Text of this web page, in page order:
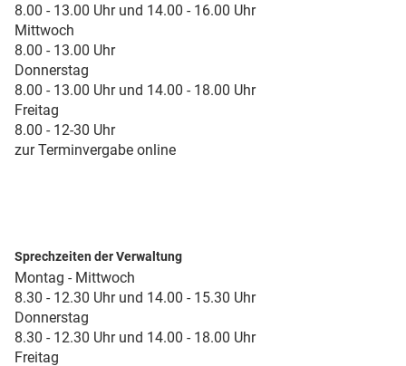
8.00 - 13.00 Uhr und 14.00 - 16.00 Uhr
Mittwoch
8.00 - 13.00 Uhr
Donnerstag
8.00 - 13.00 Uhr und 14.00 - 18.00 Uhr
Freitag
8.00 - 12-30 Uhr
zur Terminvergabe online
Sprechzeiten der Verwaltung
Montag - Mittwoch
8.30 - 12.30 Uhr und 14.00 - 15.30 Uhr
Donnerstag
8.30 - 12.30 Uhr und 14.00 - 18.00 Uhr
Freitag